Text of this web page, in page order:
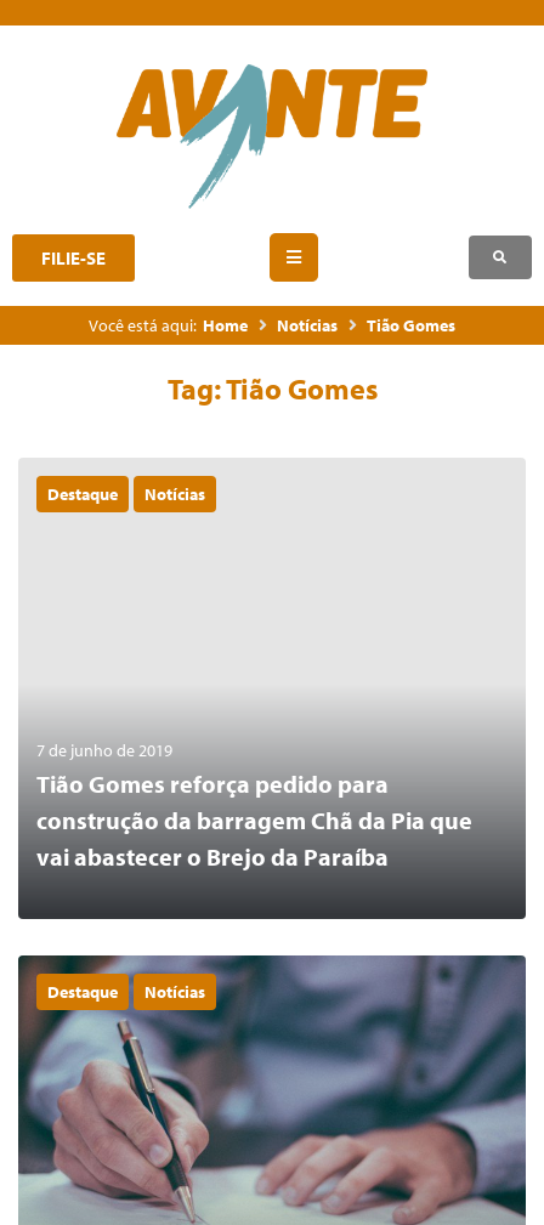
FILIE-SE
Você está aqui: Home Notícias Tião Gomes
Tag:Tião Gomes
Destaque Notícias
7 de junho de 2019
Tião Gomes reforça pedido para
construção da barragem Chã da Pia que
vai abastecer o Brejo da Paraíba
LER MAIS
Destaque Notícias